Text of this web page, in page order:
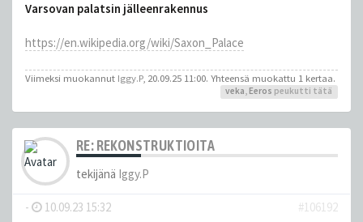
Varsovan palatsin jälleenrakennus
https://en.wikipedia.org/wiki/Saxon_Palace
Viimeksi muokannut Iggy.P, 20.09.25 11:00. Yhteensä muokattu 1 kertaa.
veka, Eeros peukutti tätä
RE: REKONSTRUKTIOITA
tekijänä Iggy.P
- 10.09.23 15:32 #106192